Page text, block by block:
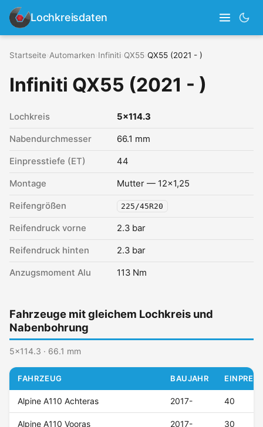
Lochkreisdaten
Startseite Automarken Infiniti QX55 QX55 (2021 - )
Infiniti QX55 (2021 - )
Lochkreis 5x114.3
Nabendurchmesser 66.1 mm
Einpresstiefe (ET) 44
Montage Mutter — 12x1,25
Reifengrößen 225/45R20
Reifendruck vorne 2.3 bar
Reifendruck hinten 2.3 bar
Anzugsmoment Alu 113 Nm
Fahrzeuge mit gleichem Lochkreis und
Nabenbohrung
5x114.3 · 66.1 mm
FAHRZEUG BAUJAHR
Alpine A110 Achteras 2017- 40
Alpine A110 Vooras 2017- 30